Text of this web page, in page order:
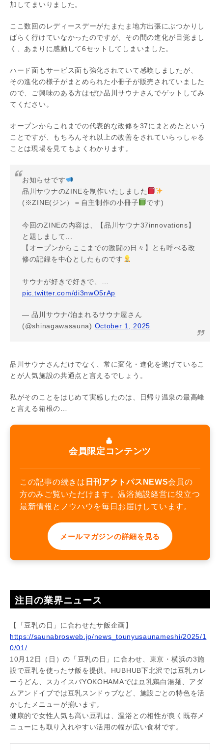
加してまいりました。
ここ数回のレディースデーがたまたま地方出張にぶつかりし
ばらく行けていなかったのですが、その間の進化が目覚まし
く、あまりに感動して6セットしてしまいました。
ハード面もサービス面も強化されていて感嘆しましたが、
その進化の様子がまとめられた小冊子が販売されていました
ので、ご興味のある方はぜひ品川サウナさんでゲットしてみ
てください。
オープンからこれまでの代表的な改修を37にまとめたという
ことですが、もちろんそれ以上の改善をされていらっしゃる
ことは現場を見てもよくわかります。
お知らせです
品川サウナのZINEを制作いたしました
(※ZINE(ジン）＝自主制作の小冊子
です)
今回のZINEの内容は、【品川サウナ37innovations】
と題しまして...
【オープンからここまでの激闘の日々】とも呼べる改
修の記録を中心としたものです
サウナが好きで好きで、…
pic.twitter.com/di3nwO5rAp
— 品川サウナ/泊まれるサウナ屋さん
(@shinagawasauna) October 1, 2025
品川サウナさんだけでなく、常に変化・進化を遂げているこ
とが人気施設の共通点と言えるでしょう。
私がそのことをはじめて実感したのは、日帰り温泉の最高峰
と言える箱根の…
会員限定コンテンツ
この記事の続きは 日刊アクトパスNEWS会員の
方のみご覧いただけます。温浴施設経営に役立つ
最新情報とノウハウを毎日お届けしています。
メールマガジンの詳細を見る
注目の業界ニュース
【「豆乳の日」に合わせたサ飯企画】
https://saunabrosweb.jp/news_tounyusaunameshi/2025/1
0/01/
10月12日（日）の「豆乳の日」に合わせ、東京・横浜の3施
設で豆乳を使ったサ飯を提供。HUBHUB下北沢では豆乳カレ
ーうどん、スカイスパYOKOHAMAでは豆乳鶏白湯麺、アダ
ムアンドイブでは豆乳スンドゥブなど、施設ごとの特色を活
かしたメニューが揃います。
健康的で女性人気も高い豆乳は、温浴との相性が良く既存メ
ニューにも取り入れやすい活用の幅が広い食材です。